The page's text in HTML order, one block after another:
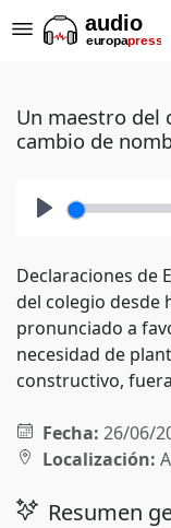
Un maestro del
cambio de
Declaraciones de
del colegio desde
pronunciado a
necesidad de
constructivo,
Fecha: 26/06/
Localización:
Resumen